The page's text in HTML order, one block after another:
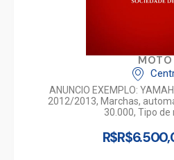
MOTO
ANUNCIO EXEMPLO:
2012/2013, Marchas,
30.000, Tipo de